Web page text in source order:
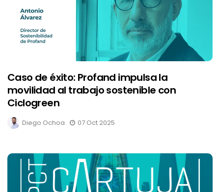
Caso de éxito: Profand impulsa la
movilidad al trabajo sostenible con
Ciclogreen
Diego Ochoa 07 Oct 2025